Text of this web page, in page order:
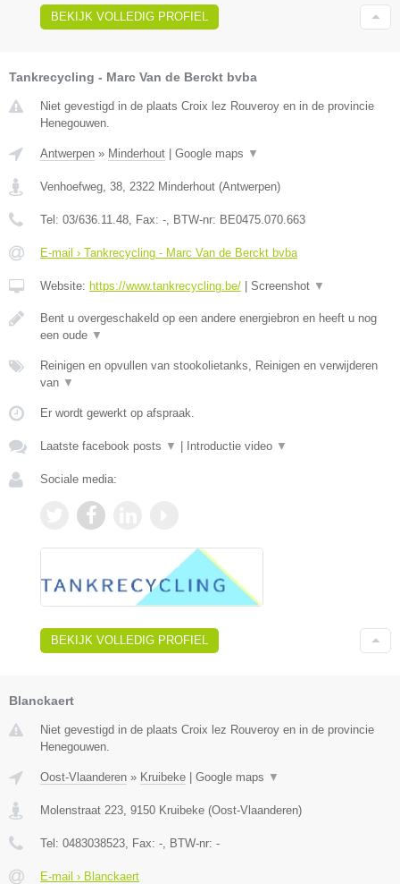
BEKIJK VOLLEDIG PROFIEL
Tankrecycling - Marc Van de Berckt bvba
Niet gevestigd in de plaats Croix lez Rouveroy en in de provincie
Henegouwen.
Antwerpen » Minderhout | Google maps ▼
Venhoefweg, 38 2322 Minderhout (Antwerpen)
Tel: 03/636.11.48 , Fax: - , BTW-nr: BE0475.070.663
E-mail › Tankrecycling - Marc Van de Berckt bvba
Website: https://www.tankrecycling.be/ | Screenshot ▼
Bent u overgeschakeld op een andere energiebron en heeft u nog
een oude ▼
Reinigen en opvullen van stookolietanks, Reinigen en verwijderen
van ▼
Er wordt gewerkt op afspraak.
Laatste facebook posts ▼ | Introductie video ▼
Sociale media:
BEKIJK VOLLEDIG PROFIEL
Blanckaert
Niet gevestigd in de plaats Croix lez Rouveroy en in de provincie
Henegouwen.
Oost-Vlaanderen » Kruibeke Google maps ▼
Molenstraat 223 9150 Kruibeke (Oost-Vlaanderen)
Tel: 0483038523 , Fax: - , BTW-nr: -
E-mail › Blanckaert